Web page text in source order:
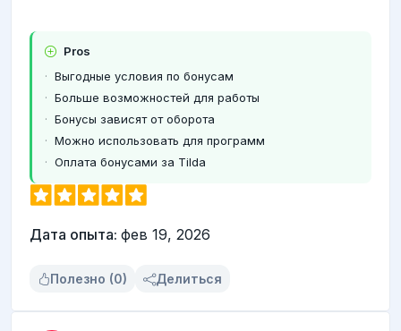
Pros
Выгодные условия по бонусам
Больше возможностей для работы
Бонусы зависят от оборота
Можно использовать для программ
Оплата бонусами за Tilda
Дата опыта: фев 19, 2026
Полезно (0) Делиться